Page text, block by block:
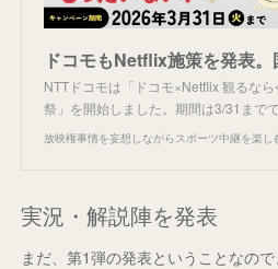
NTTドコモは「ドコモ×Netflix 観るな
祭」を開始しました。期間は3/31まで
放映権事情を妄想しながらスポーツ中継を楽し
実況・解説陣を発表
まだ、第1弾の発表ということなの